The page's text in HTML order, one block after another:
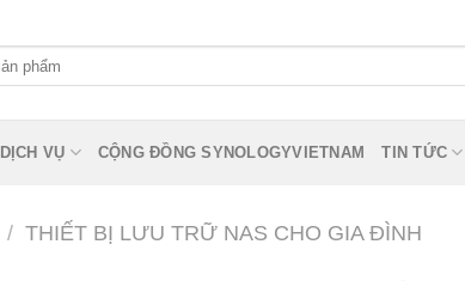
DỊCH VỤ CỘNG ĐỒNG SYNOLOGYVIETNAM TIN TỨC
/ THIẾT BỊ LƯU TRỮ NAS CHO GIA ĐÌNH